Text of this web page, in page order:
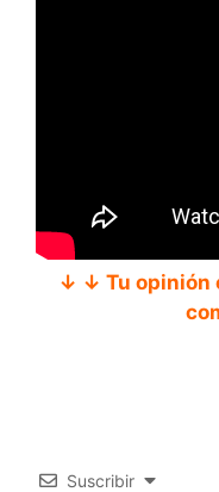
↓ ↓ Tu opinión
Suscribir